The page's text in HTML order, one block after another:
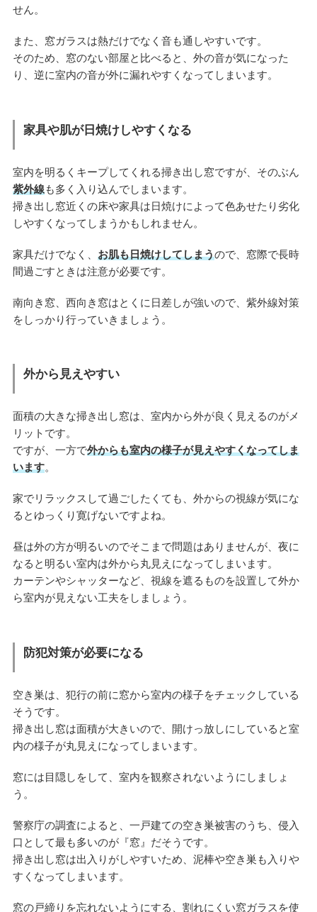
せん。
また、窓ガラスは熱だけでなく音も通しやすいです。
そのため、窓のない部屋と比べると、外の音が気になった
り、逆に室内の音が外に漏れやすくなってしまいます。
家具や肌が日焼けしやすくなる
室内を明るくキープしてくれる掃き出し窓ですが、そのぶん
紫外線も多く入り込んでしまいます。
掃き出し窓近くの床や家具は日焼けによって色あせたり劣化
しやすくなってしまうかもしれません。
家具だけでなく、 お肌も日焼けしてしまうので、窓際で長時
間過ごすときは注意が必要です。
南向き窓、西向き窓はとくに日差しが強いので、紫外線対策
をしっかり行っていきましょう。
外から見えやすい
面積の大きな掃き出し窓は、室内から外が良く見えるのがメ
リットです。
ですが、一方で外からも室内の様子が見えやすくなってしま
います。
家でリラックスして過ごしたくても、外からの視線が気にな
るとゆっくり寛げないですよね。
昼は外の方が明るいのでそこまで問題はありませんが、夜に
なると明るい室内は外から丸見えになってしまいます。
カーテンやシャッターなど、視線を遮るものを設置して外か
ら室内が見えない工夫をしましょう。
防犯対策が必要になる
空き巣は、犯行の前に窓から室内の様子をチェックしている
そうです。
掃き出し窓は面積が大きいので、開けっ放しにしていると室
内の様子が丸見えになってしまいます。
窓には目隠しをして、室内を観察されないようにしましょ
う。
警察庁の調査によると、一戸建ての空き巣被害のうち、侵入
口として最も多いのが『窓』だそうです。
掃き出し窓は出入りがしやすいため、泥棒や空き巣も入りや
すくなってしまいます。
窓の戸締りを忘れないようにする、割れにくい窓ガラスを使